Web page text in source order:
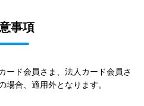
事項
ード会員さま、法人カード会員さ
場合、適用外となります。